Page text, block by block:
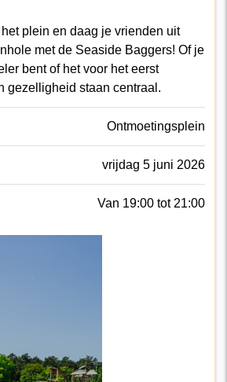
plein en daag je vrienden uit
met de Seaside Baggers! Of je
bent of het voor het eerst
gezelligheid staan centraal.
Ontmoetingsplein
vrijdag 5 juni 2026
Van 19:00 tot 21:00